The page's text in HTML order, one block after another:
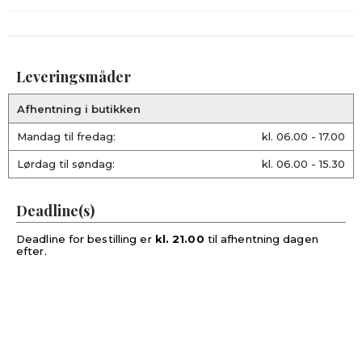
Leveringsmåder
Afhentning i butikken
Mandag til fredag: kl. 06.00 - 17.00
Lørdag til søndag: kl. 06.00 - 15.30
Deadline(s)
Deadline for bestilling er kl. 21.00 til afhentning dagen
efter.